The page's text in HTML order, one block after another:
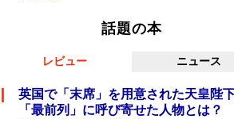
話題の本
レビュー ニュース
英国で「末席」を用意された天皇陛
「最前列」に呼び寄せた人物とは？